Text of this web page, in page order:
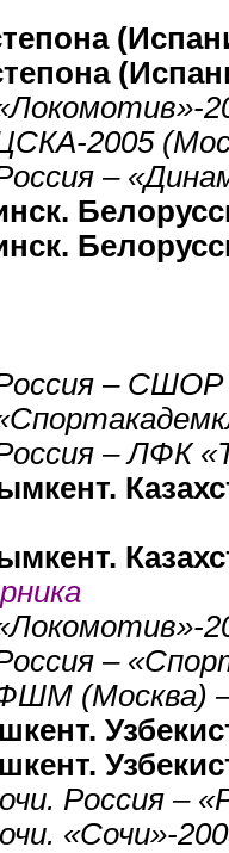
2005
–
–
– ЛФК
–
(Москва)
Россия –
«Сочи»-